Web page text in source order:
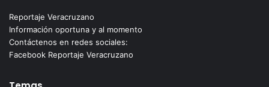
Reportaje Veracruzano
Información oportuna y al momento
Contáctenos en redes sociales:
Facebook Reportaje Veracruzano